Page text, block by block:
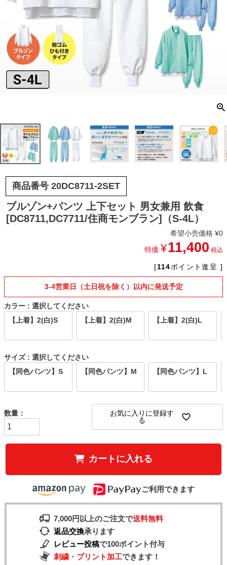
商品番号 20DC8711-2SET
ブルゾン+パンツ 上下セット 男女兼用 飲食
[DC8711,DC7711/住商モンブラン]（S-4L）
希望小売価格 ¥0
特価 ¥11,400 税込
[114ポイント進呈 ]
3-4営業日（土日祝を除く）以内に発送予定
カラー
選択してください
【上着】2(白)S
【上着】2(白)M 【上着】2(白)L
サイズ
選択してください
【同色パンツ】S
【同色パンツ】M 【同色パンツ】L
お気に入りに登録す
る
カートに入れる
ご利用できます
7,000円以上のご注文で送料無料
返品交換承ります
レビュー投稿で100ポイント付与
刺繍・プリント加工できます！